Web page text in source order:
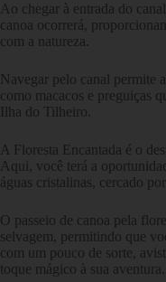
Ao chegar à entrada do
canoa ocorrerá,
com a natureza.
Navegar pelo canal permite
como macacos e preguiças
Ilha do Tilheiro.
A Floresta Encantada é o
Aqui, você terá a
águas cristalinas, cercado
O passeio de canoa pela
selvagem, permitindo que
com um pouco de sorte,
toque mágico à sua aventura.